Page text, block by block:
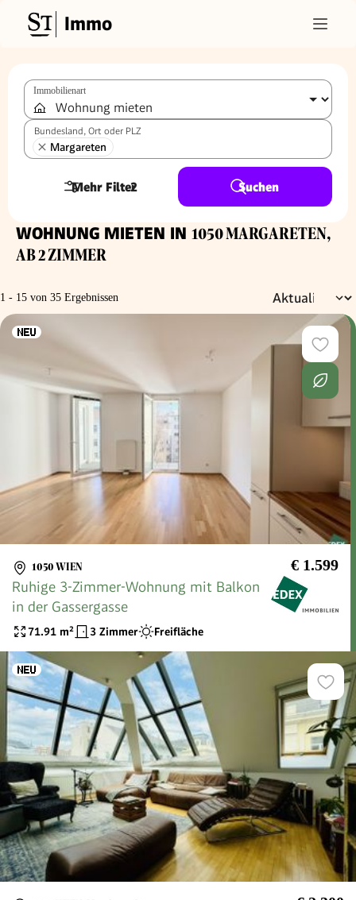
Immo
Immobilienart
Bundesland, Ort oder PLZ
Margareten
Mehr Filter
2 Suchen
WOHNUNG MIETEN IN 1050 MARGARETEN,
AB 2 ZIMMER
1 - 15 von 35 Ergebnissen
1050 WIEN € 1.599
Ruhige 3-Zimmer-Wohnung mit Balkon
in der Gassergasse
71.91 m² 3 Zimmer Freifläche